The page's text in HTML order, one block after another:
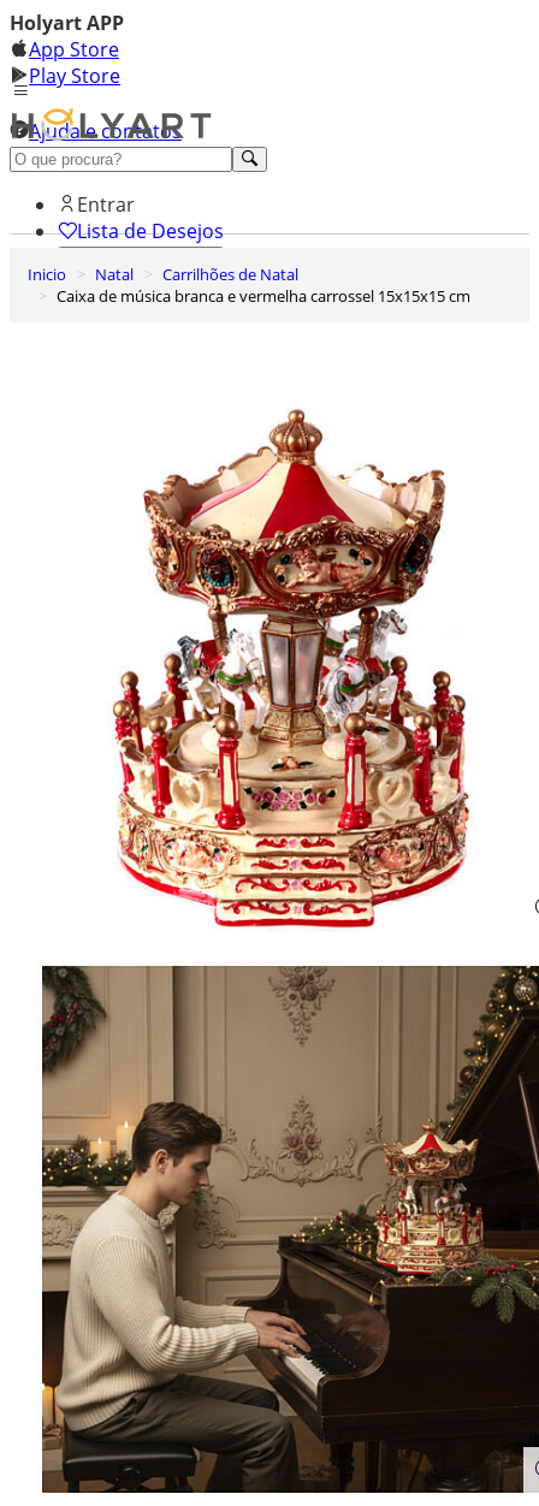
Holyart APP
App Store
Play Store
Ajuda e contatos
Conheça premium
Entrar
Lista de Desejos
Carrinho de Compras
Inicio Natal
Carrilhões de Natal
Caixa de música branca e vermelha carrossel 15x15x15 cm